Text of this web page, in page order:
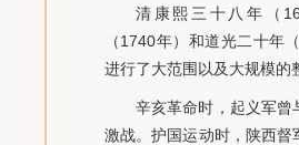
清康熙三十八年（
（1740年）和道光二十年
进行了大范围以及大规模的
辛亥革命时，起义军曾
激战。护国运动时，陕西督